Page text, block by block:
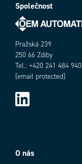
Společnost
Pražská 239
250 66 Zdiby
Tel.: +420 241 484 940
[email protected]
O nás